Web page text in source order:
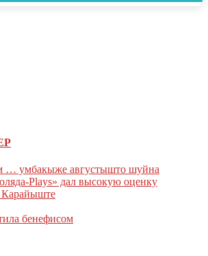
… умбакыже августышто шуйна
Plays» дал высокую оценку
Карайыште
бенефисом